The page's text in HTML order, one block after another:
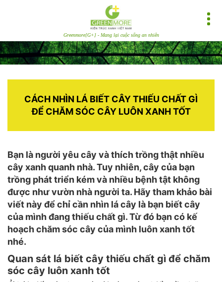
Greenmore[G+] - Mang lại cuộc sống an nhiên
CÁCH NHÌN LÁ BIẾT CÂY THIẾU CHẤT GÌ
ĐỂ CHĂM SÓC CÂY LUÔN XANH TỐT
Bạn là người yêu cây và thích trồng thật nhiều
cây xanh quanh nhà. Tuy nhiên, cây của bạn
trồng phát triển kém và nhiều bệnh tật không
được như vườn nhà người ta. Hãy tham khảo bài
viết này để chỉ cần nhìn lá cây là bạn biết cây
của mình đang thiếu chất gì. Từ đó bạn có kế
hoạch chăm sóc cây của mình luôn xanh tốt
nhé.
Quan sát lá biết cây thiếu chất gì để chăm
sóc cây luôn xanh tốt